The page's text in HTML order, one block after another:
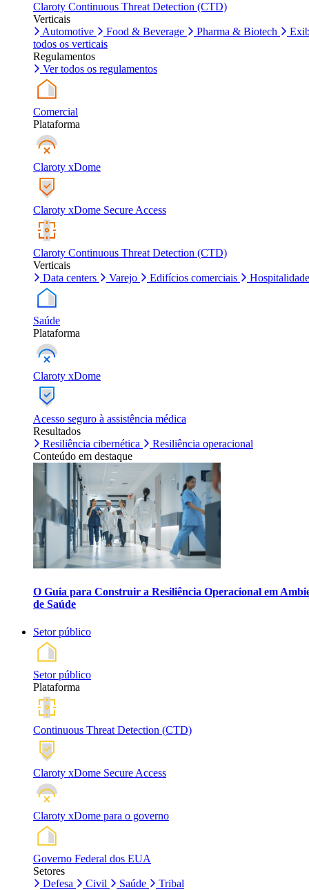
Claroty Continuous Threat Detection (CTD)
Verticais
Automotive
Food & Beverage Pharma & Biotech
todos os verticais
Regulamentos
Ver todos os regulamentos
Comercial
Plataforma
Claroty xDome
Claroty xDome Secure Access
Claroty Continuous Threat Detection (CTD)
Verticais
Data centers
Varejo Edifícios comerciais Hospitalidade
Saúde
Plataforma
Claroty xDome
Acesso seguro à assistência médica
Resultados
Resiliência cibernética
Resiliência operacional
Conteúdo em destaque
O Guia para Construir a Resiliência Operacional em
de Saúde
Setor público
Setor público
Plataforma
Continuous Threat Detection (CTD)
Claroty xDome Secure Access
Claroty xDome para o governo
Governo Federal dos EUA
Setores
Defesa
Civil Saúde Tribal